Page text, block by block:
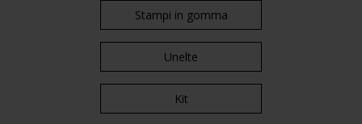
Stampi in gomma
Unelte
Kit